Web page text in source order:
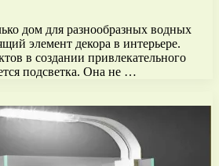
дом для разнообразных водных
элемент декора в интерьере.
в создании привлекательного
подсветка. Она не …